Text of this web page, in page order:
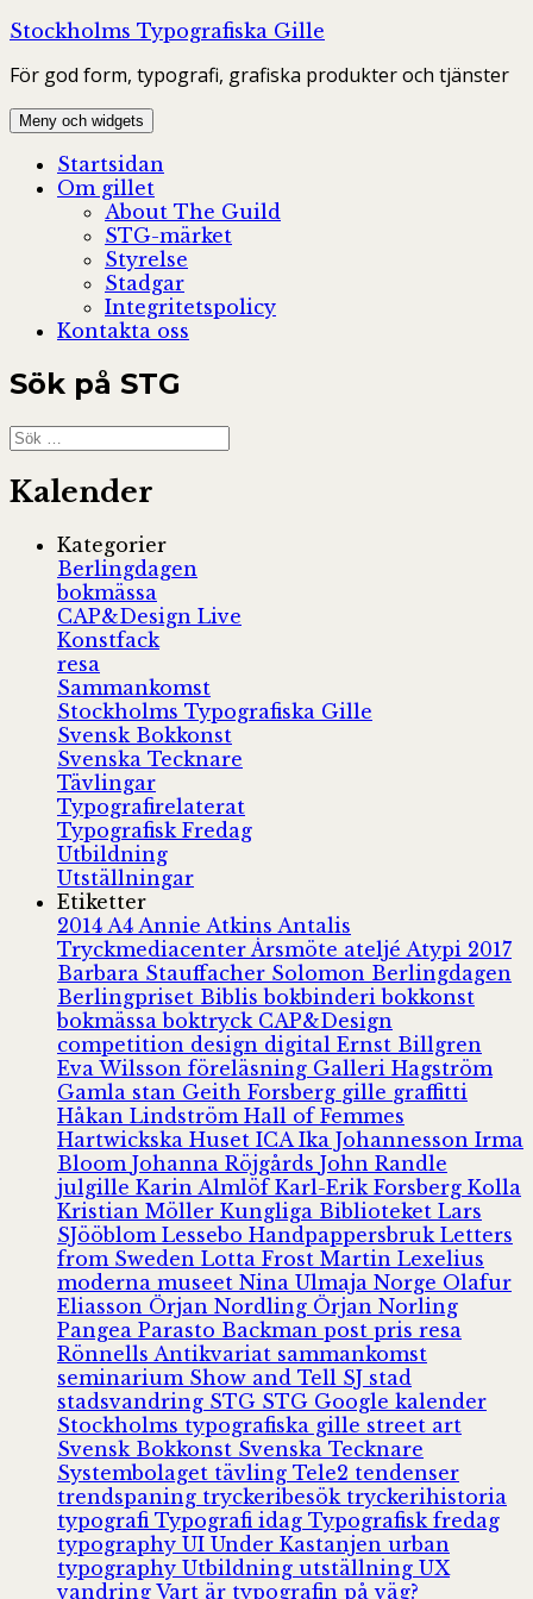
Hoppa
innehåll
Stockholms Typografiska Gille
För god form, typografi, grafiska produkter och tjänster
Meny och widgets
Startsidan
Om gillet
About The Guild
STG-märket
Styrelse
Stadgar
Integritetspolicy
Kontakta oss
Sök på STG
Sök
efter:
Kalender
Kategorier
Berlingdagen
bokmässa
CAP&Design Live
Konstfack
resa
Sammankomst
Stockholms Typografiska Gille
Svensk Bokkonst
Svenska Tecknare
Tävlingar
Typografirelaterat
Typografisk Fredag
Utbildning
Utställningar
Etiketter
2014 A4 Annie Atkins Antalis
Tryckmediacenter Årsmöte ateljé Atypi 2017
Barbara Stauffacher Solomon Berlingdagen
Berlingpriset Biblisbokbinderibokkonst
bokmässaboktryck CAP&Design
competition design digital Ernst Billgren
Eva Wilsson föreläsning Galleri Hagström
Gamla stan Geith Forsberg gille graffitti
Håkan Lindström Hall of Femmes
Hartwickska Huset ICA Ika Johannesson Irma
Bloom Johanna Röjgårds John Randle
julgille Karin Almlöf Karl-Erik Forsberg Kolla
Kristian Möller Kungliga Biblioteket Lars
SJööblom Lessebo Handpappersbruk Letters
from Sweden Lotta Frost Martin Lexelius
moderna museet Nina Ulmaja Norge Olafur
Eliasson Örjan Nordling Örjan Norling
Pangea Parasto Backman post pris resa
Rönnells Antikvariat sammankomst
seminarium Show and Tell SJ stad
stadsvandring STG STG Google kalender
Stockholms typografiska gille street art
Svensk Bokkonst Svenska Tecknare
Systembolaget tävling Tele2 tendenser
trendspaning tryckeribesök tryckerihistoria
typografi Typografi idag Typografisk fredag
typography UI Under Kastanjen urban
typography Utbildning utställning UX
vandring Vart är typografin på väg?